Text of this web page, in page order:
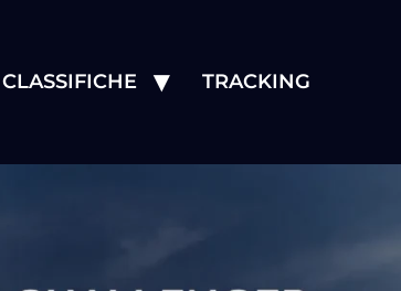
CLASSIFICHE TRACKING